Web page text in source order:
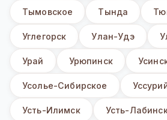
Тымовское Тында
Углегорск Улан-Удэ
Урай Урюпинск
Усолье-Сибирское
Усть-Илимск Усть-